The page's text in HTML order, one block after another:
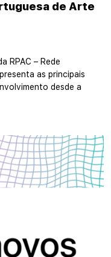
de Arte
RPAC – Rede
as principais
desde a